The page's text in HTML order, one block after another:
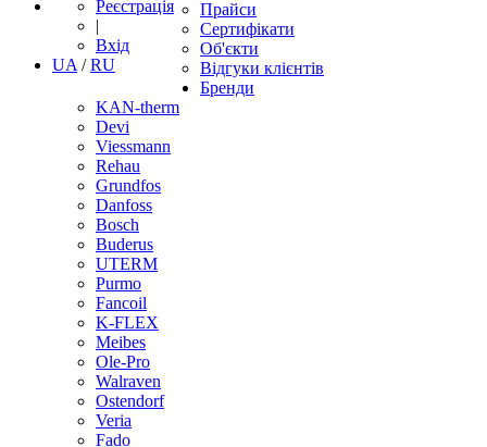
Реєстрація
|
Вхід
UA /RU
Прайси
Сертифікати
Об'єкти
Відгуки клієнтів
Бренди
KAN-therm
Devi
Viessmann
Rehau
Grundfos
Danfoss
Bosch
Buderus
UTERM
Purmo
Fancoil
K-FLEX
Meibes
Ole-Pro
Walraven
Ostendorf
Veria
Fado